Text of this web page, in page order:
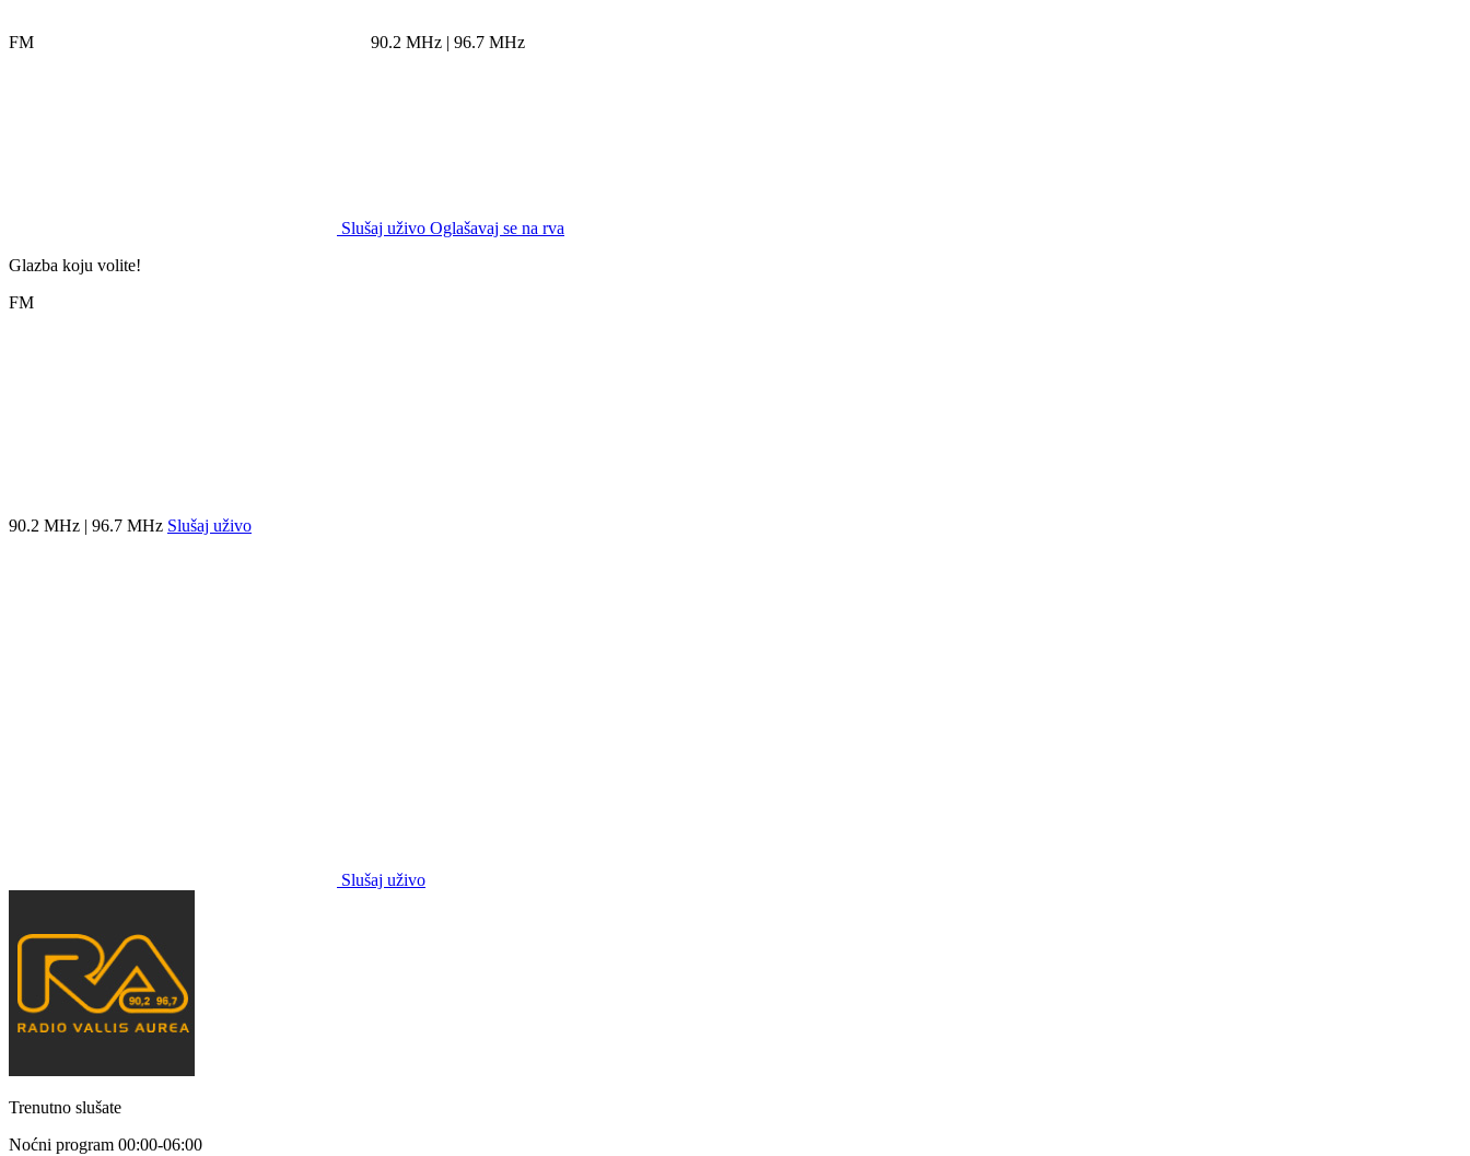
FM 90.2 MHz | 96.7 MHz
Slušaj uživo Oglašavaj se na rva
Glazba koju volite!
FM
90.2 MHz | 96.7 MHz Slušaj uživo
Slušaj uživo
Trenutno slušate
Noćni program 00:00-06:00